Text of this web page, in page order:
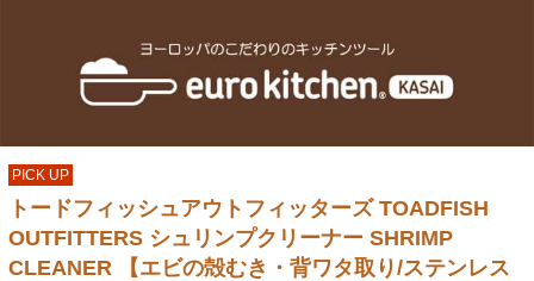
PICK UP
トードフィッシュアウトフィッターズ TOADFISH
OUTFITTERS シュリンプクリーナー SHRIMP
CLEANER 【エビの殻むき・背ワタ取り/ステンレス